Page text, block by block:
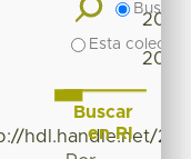
hdl.handle.net/
Buscar
Esta
Buscar
en RI